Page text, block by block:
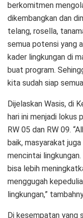
berkomitmen
dikembangkan dan
telang, rosella,
semua potensi yang
kader lingkungan di
buat program.
kita sudah siap
Dijelaskan Wasis, di
hari ini menjadi lokus
RW 05 dan RW 09.
baik, masyarakat
mencintai
bisa lebih
menggugah
lingkungan,”
Di kesempatan yang